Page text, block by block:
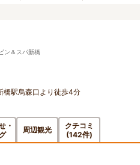
ン＆スパ新橋
橋駅烏森口より徒歩4分
・
周辺観光
クチコミ
(142件)